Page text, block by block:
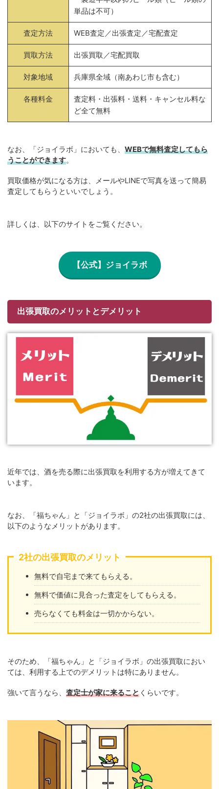
単品は不可）
査定方法 WEB査定／出張査定／宅配査定
買取方法 出張買取／宅配買取
対象地域 兵庫県全域（南あわじ市も含む）
各種料金
査定料・出張料・送料・キャンセル料な
ど全て無料
なお、「ジョイラボ」においても、 WEBで無料査定してもら
うことができます。
買取価格が気になる方は、メールやLINEで写真を送って簡易
査定してもらうといいでしょう。
詳しくは、以下のサイトをご覧ください。
【公式】ジョイラボ
出張買取のメリットとデメリット
近年では、酒を売る際に出張買取を利用する方が増えてきて
います。
なお、「福ちゃん」と「ジョイラボ」の2社の出張買取には、
以下のようなメリットがあります。
2社の出張買取のメリット
無料で自宅まで来てもらえる。
無料で価値に見合った査定をしてもらえる。
売らなくても料金は一切かからない。
そのため、「福ちゃん」と「ジョイラボ」の出張買取におい
ては、利用する上でのデメリットは特にありません。
強いて言うなら、 査定士が家に来ること くらいです。